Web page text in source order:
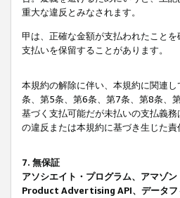
重大な違反とみなされます。
甲は、正確な金額が支払われたこと
支払いを保留することがあります。
本規約の解除に伴い、本規約に関連
条、第5条、第6条、第7条、第8条、
基づく支払可能だが未払いの支払義
の違反または本規約に基づき生じた
7. 無保証
アソシエイト・プログラム、アマゾ
Product Advertising API、データフ